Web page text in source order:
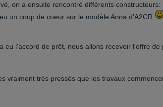
on a ensuite rencontré différents
un coup de coeur sur le modèle Anna d'A2CR
eu l'accord de prêt, nous allons recevoir l'offre
vraiment très pressés que les travaux